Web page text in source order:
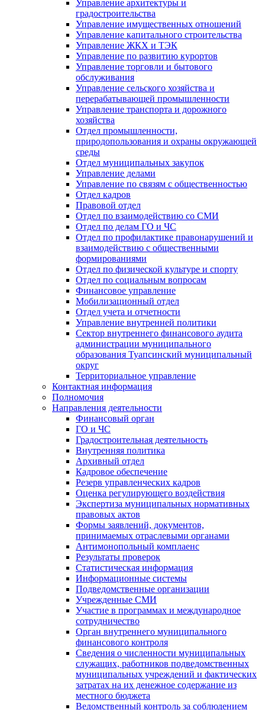
Управление архитектуры и
градостроительства
Управление имущественных отношений
Управление капитального строительства
Управление ЖКХ и ТЭК
Управление по развитию курортов
Управление торговли и бытового
обслуживания
Управление сельского хозяйства и
перерабатывающей промышленности
Управление транспорта и дорожного
хозяйства
Отдел промышленности,
природопользования и охраны окружающей
среды
Отдел муниципальных закупок
Управление делами
Управление по связям с общественностью
Отдел кадров
Правовой отдел
Отдел по взаимодействию со СМИ
Отдел по делам ГО и ЧС
Отдел по профилактике правонарушений и
взаимодействию с общественными
формированиями
Отдел по физической культуре и спорту
Отдел по социальным вопросам
Финансовое управление
Мобилизационный отдел
Отдел учета и отчетности
Управление внутренней политики
Сектор внутреннего финансового аудита
администрации муниципального
образования Туапсинский муниципальный
округ
Территориальное управление
Контактная информация
Полномочия
Направления деятельности
Финансовый орган
ГО и ЧС
Градостроительная деятельность
Внутренняя политика
Архивный отдел
Кадровое обеспечение
Резерв управленческих кадров
Оценка регулирующего воздействия
Экспертиза муниципальных нормативных
правовых актов
Формы заявлений, документов,
принимаемых отраслевыми органами
Антимонопольный комплаенс
Результаты проверок
Статистическая информация
Информационные системы
Подведомственные организации
Учрежденные СМИ
Участие в программах и международное
сотрудничество
Орган внутреннего муниципального
финансового контроля
Сведения о численности муниципальных
служащих, работников подведомственных
муниципальных учреждений и фактических
затратах на их денежное содержание из
местного бюджета
Ведомственный контроль за соблюдением